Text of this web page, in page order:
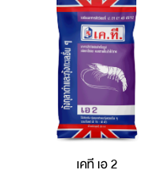
เคที เอ 2